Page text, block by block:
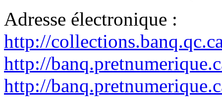
Adresse électronique :
http://
http://
http://